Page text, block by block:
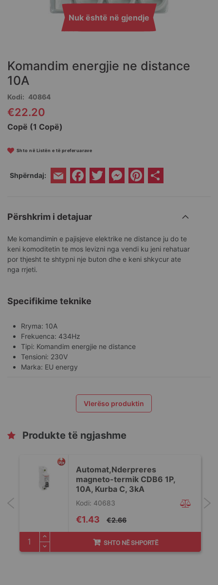
Nuk është në gjendje
beginning
of
the
images
gallery
Komandim energjie ne distance
10A
Kodi 40864
€22.20
Copë (1 Copë)
Shto në Listën e të preferuarave
Shpërndaj: Email Facebook
Twitter Messenger
Pinterest
Përshkrim i detajuar
Me komandimin e pajisjeve elektrike ne distance ju do te
keni komoditetin te mos levizni nga vendi ku jeni rehatuar
por thjesht te shtypni nje buton dhe e keni shkycur ate
nga rrjeti.
Specifikime teknike
Rryma: 10A
Frekuenca: 434Hz
Tipi: Komandim energjie ne distance
Tensioni: 230V
Marka: EU energy
Vlerëso produktin
Produkte të ngjashme
Automat,Nderpreres
magneto-termik CDB6 1P,
10A, Kurba C, 3kA
Special
Price
€1.43 €2.66
Kodi: 40683
SHTO NË SHPORTË